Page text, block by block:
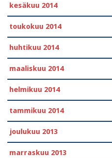
kesäkuu 2014
toukokuu 2014
huhtikuu 2014
maaliskuu 2014
helmikuu 2014
tammikuu 2014
joulukuu 2013
marraskuu 2013